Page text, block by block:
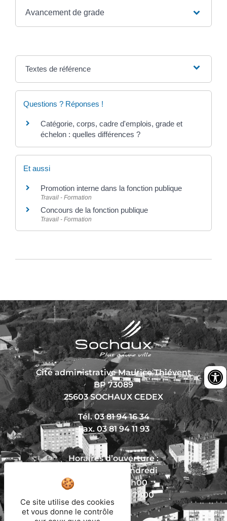
Avancement de grade
Textes de référence
Questions ? Réponses !
Catégorie, corps, cadre d'emplois, grade et
échelon : quelles différences ?
Et aussi
Promotion interne dans la fonction publique
Travail - Formation
Concours de la fonction publique
Travail - Formation
Cité administrative Maurice Thiévent
BP 73089
25603 SOCHAUX CEDEX
Tél. 03 81 94 16 34
Fax. 03 81 94 11 93
Horaires d’ouverture :
Du lundi au vendredi
De 8h30 à 12h00
Et de 13h30 à 17h00
Ce site utilise des cookies
et vous donne le contrôle